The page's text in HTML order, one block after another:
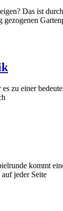
Das ist
zu einer
kommt
jeder Seite